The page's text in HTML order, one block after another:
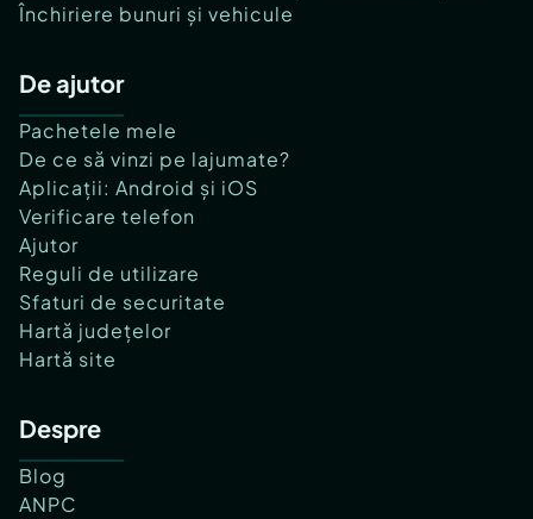
Închiriere bunuri și vehicule
De ajutor
Pachetele mele
De ce să vinzi pe lajumate?
Aplicații: Android și iOS
Verificare telefon
Ajutor
Reguli de utilizare
Sfaturi de securitate
Hartă județelor
Hartă site
Despre
Blog
ANPC